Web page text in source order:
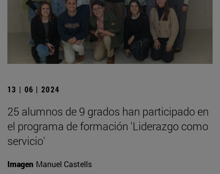
13 | 06 | 2024
25 alumnos de 9 grados han participado en
el programa de formación 'Liderazgo como
servicio'
Imagen Manuel Castells